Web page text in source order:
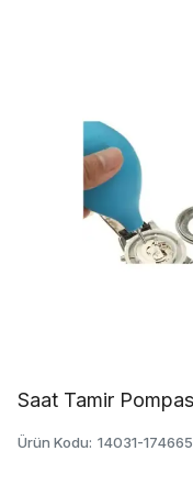
Saat Tamir
Ürün Kodu: 14031-